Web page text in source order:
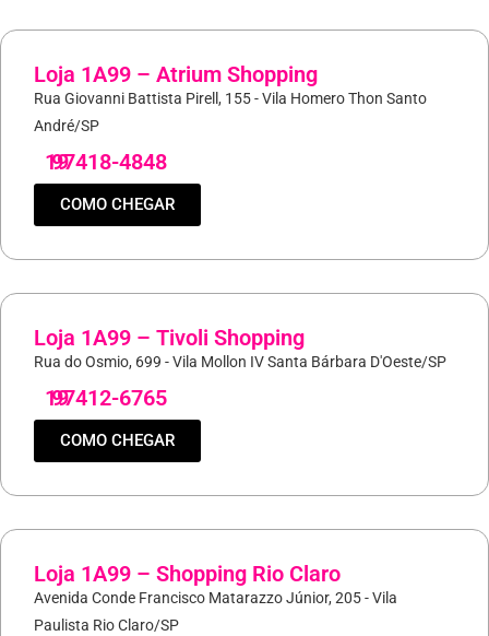
Loja 1A99 – Atrium Shopping
Rua Giovanni Battista Pirell, 155 - Vila Homero Thon Santo
André/SP
19
97418-4848
COMO CHEGAR
Loja 1A99 – Tivoli Shopping
Rua do Osmio, 699 - Vila Mollon IV Santa Bárbara D'Oeste/SP
19
97412-6765
COMO CHEGAR
Loja 1A99 – Shopping Rio Claro
Avenida Conde Francisco Matarazzo Júnior, 205 - Vila
Paulista Rio Claro/SP